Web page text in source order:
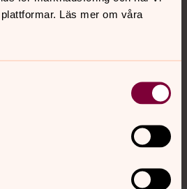
Läs mer om våra
dag. Act Svenska kyrkan